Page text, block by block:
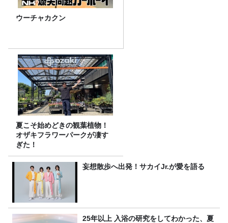
ウーチャカクン
夏こそ始めどきの観葉植物！
オザキフラワーパークが凄す
ぎた！
妄想散歩へ出発！サカイJr.が愛を語る
25年以上 入浴の研究をしてわかった、夏